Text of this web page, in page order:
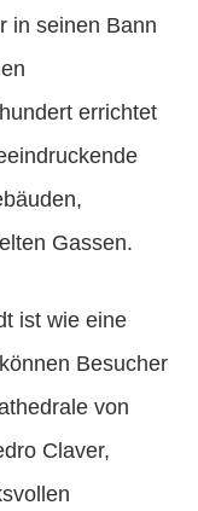
in seinen Bann
errichtet
Gassen.
ist wie eine
Besucher
von
Claver,